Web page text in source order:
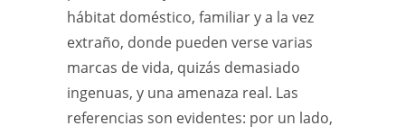
hábitat doméstico, familiar y a la vez
extraño, donde pueden verse varias
marcas de vida, quizás demasiado
ingenuas, y una amenaza real. Las
referencias son evidentes: por un lado,